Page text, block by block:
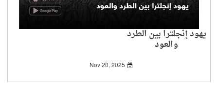
يهود إنجلترا بين الطرد
والعود
Nov 20, 2025